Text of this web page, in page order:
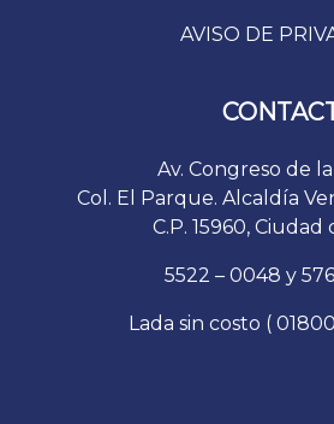
AVISO DE
Av. Congreso de
Col. El Parque. Alcaldía
C.P. 15960, Ciudad
5522 – 0048 y
Lada sin costo (